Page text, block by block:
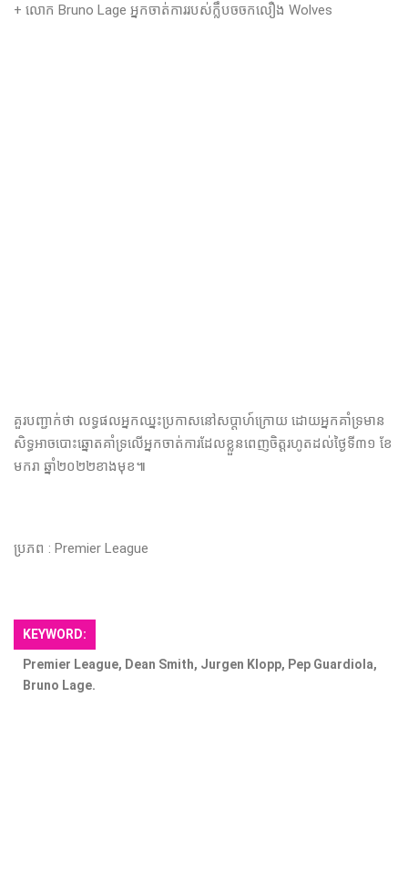
+ លោក​ Bruno Lage អ្នកចាត់ការ​របស់​ក្លឹបចចកលឿង​ Wolves
គួរបញ្ជាក់ថា លទ្ធផល​អ្នក​ឈ្នះ​ប្រកាសនៅ​សប្ដាហ៍​ក្រោយ​ ដោយ​អ្នក​គាំទ្រមាន
សិទ្ធអាច​បោះ​ឆ្នោត​គាំទ្រ​លើ​អ្នក​ចាត់​ការ​ដែល​ខ្លួន​ពេញ​ចិត្ត​រហូត​ដល់​ថ្ងៃ​ទី​៣១ ខែ​
មករា ឆ្នាំ​២០២២​ខាង​មុខ​៕
ប្រភព : Premier League
KEYWORD:
Premier League, Dean Smith, Jurgen Klopp, Pep Guardiola,
Bruno Lage.